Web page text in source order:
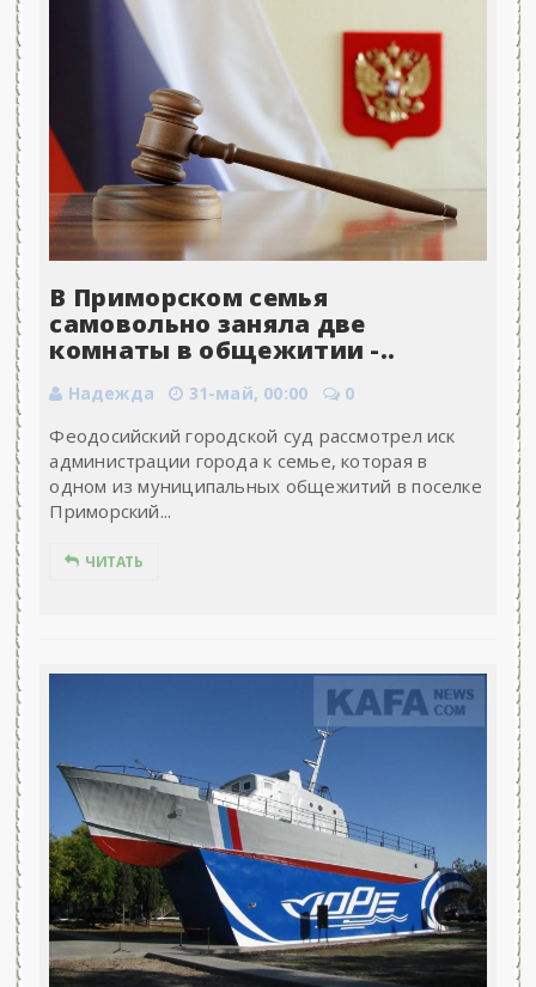
В Приморском семья
самовольно заняла две
комнаты в общежитии -..
Надежда 31-май, 00:00 0
Феодосийский городской суд рассмотрел иск
администрации города к семье, которая в
одном из муниципальных общежитий в поселке
Приморский...
ЧИТАТЬ